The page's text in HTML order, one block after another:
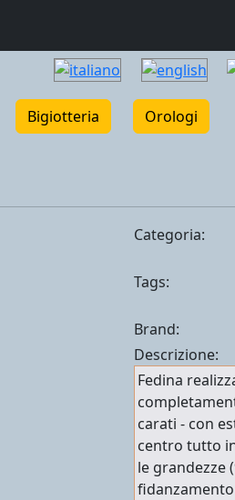
Bigiotteria Orologi
Categoria:
Tags:
Brand:
Descrizione:
Fedina
carati - con
centro tutto
le grandezze
fidanzamento